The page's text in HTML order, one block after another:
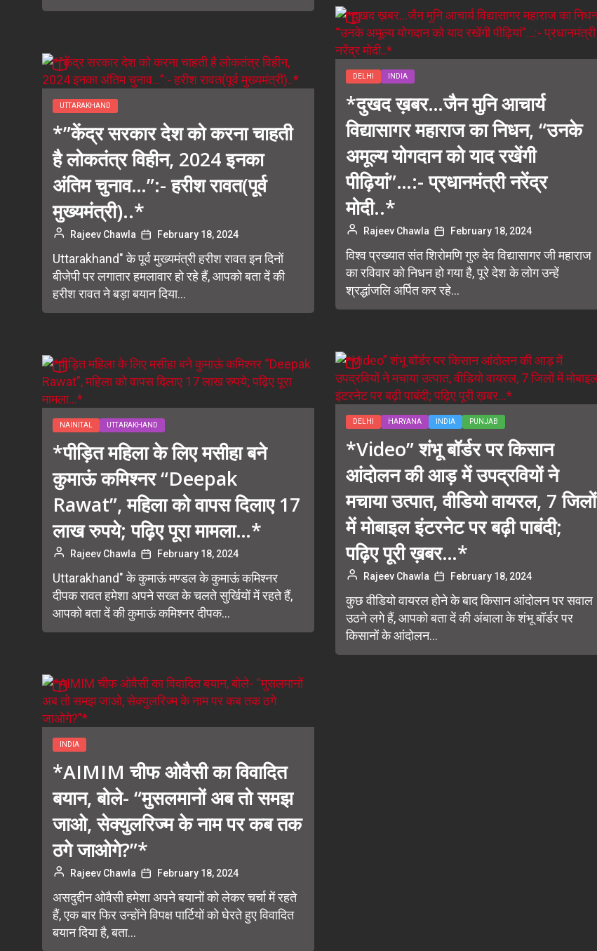
DELHI INDIA
*दुखद ख़बर…जैन मुनि आचार्य
विद्यासागर महाराज का निधन, “उनके
अमूल्य योगदान को याद रखेंगी
पीढ़ियां”…:- प्रधानमंत्री नरेंद्र
मोदी..*
Rajeev Chawla February 18, 2024
विश्व प्रख्यात संत शिरोमणि गुरु देव विद्यासागर जी महाराज
का रविवार को निधन हो गया है, पूरे देश के लोग उन्हें
श्रद्धांजलि अर्पित कर रहे...
UTTARAKHAND
*”केंद्र सरकार देश को करना चाहती
है लोकतंत्र विहीन, 2024 इनका
अंतिम चुनाव…”:- हरीश रावत(पूर्व
मुख्यमंत्री)..*
Rajeev Chawla February 18, 2024
Uttarakhand" के पूर्व मुख्यमंत्री हरीश रावत इन दिनों
बीजेपी पर लगातार हमलावार हो रहे हैं, आपको बता दें की
हरीश रावत ने बड़ा बयान दिया...
DELHI HARYANA INDIA PUNJAB
*Video” शंभू बॉर्डर पर किसान
आंदोलन की आड़ में उपद्रवियों ने
मचाया उत्पात, वीडियो वायरल, 7 जिलों
में मोबाइल इंटरनेट पर बढ़ी पाबंदी;
पढ़िए पूरी ख़बर…*
Rajeev Chawla February 18, 2024
कुछ वीडियो वायरल होने के बाद किसान आंदोलन पर सवाल
उठने लगे हैं, आपको बता दें की अंबाला के शंभू बॉर्डर पर
किसानों के आंदोलन...
NAINITAL UTTARAKHAND
*पीड़ित महिला के लिए मसीहा बने
कुमाऊं कमिश्नर “Deepak
Rawat”, महिला को वापस दिलाए 17
लाख रुपये; पढ़िए पूरा मामला…*
Rajeev Chawla February 18, 2024
Uttarakhand" के कुमाऊं मण्डल के कुमाऊं कमिश्नर
दीपक रावत हमेशा अपने सख्त के चलते सुर्खियों में रहते हैं,
आपको बता दें की कुमाऊं कमिश्नर दीपक...
INDIA
*AIMIM चीफ ओवैसी का विवादित
बयान, बोले- “मुसलमानों अब तो समझ
जाओ, सेक्युलरिज्म के नाम पर कब तक
ठगे जाओगे?”*
Rajeev Chawla February 18, 2024
असदुद्दीन ओवैसी हमेशा अपने बयानों को लेकर चर्चा में रहते
हैं, एक बार फिर उन्होंने विपक्ष पार्टियों को घेरते हुए विवादित
बयान दिया है, बता...